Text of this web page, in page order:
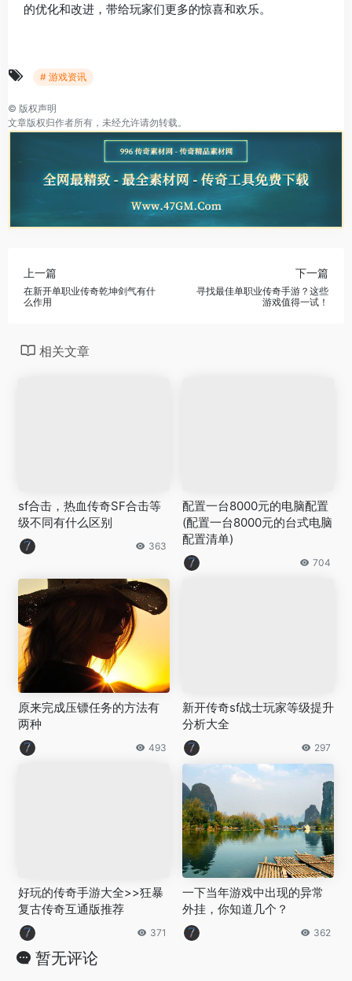
的优化和改进，带给玩家们更多的惊喜和欢乐。
# 游戏资讯
© 版权声明
文章版权归作者所有，未经允许请勿转载。
上一篇
在新开单职业传奇乾坤剑气有什
么作用
下一篇
寻找最佳单职业传奇手游？这些
游戏值得一试！
相关文章
sf合击，热血传奇SF合击等
级不同有什么区别
363
配置一台8000元的电脑配置
(配置一台8000元的台式电脑
配置清单)
704
原来完成压镖任务的方法有
两种
493
新开传奇sf战士玩家等级提升
分析大全
297
好玩的传奇手游大全>>狂暴
复古传奇互通版推荐
371
一下当年游戏中出现的异常
外挂，你知道几个？
362
暂无评论